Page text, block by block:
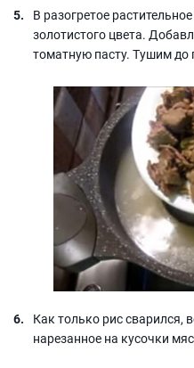
В разогретое
золотистого цвета.
томатную пасту. Тушим до
Как только рис сварился,
нарезанное на кусочки